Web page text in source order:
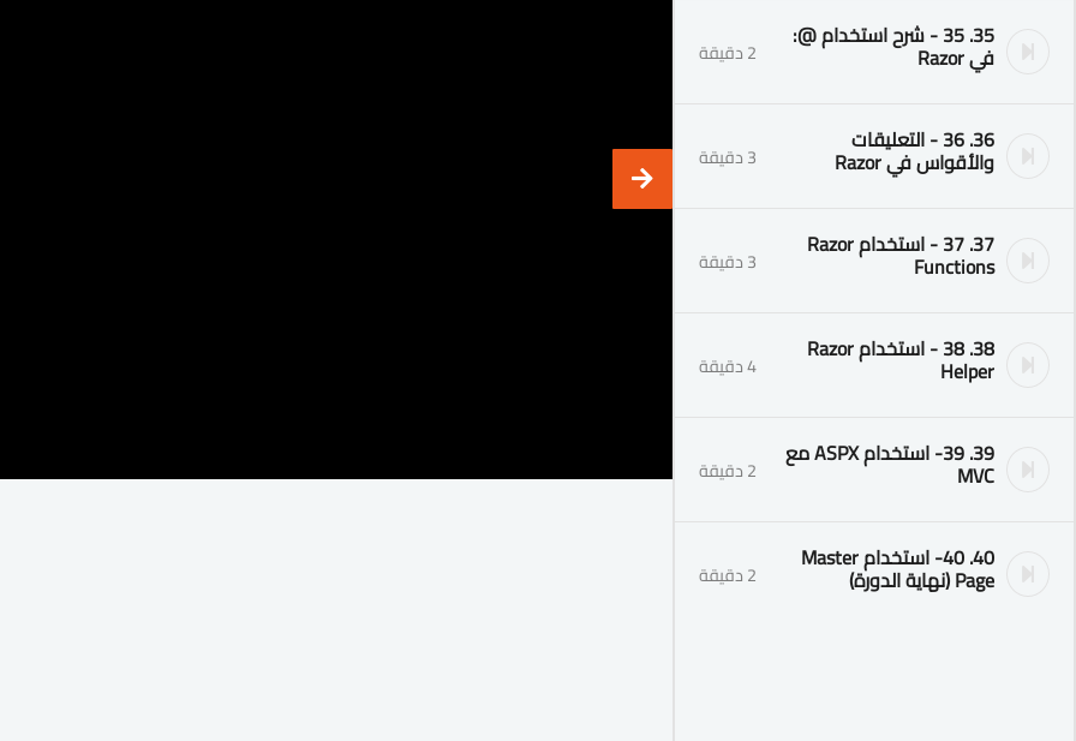
35. 35 - شرح استخدام @:
في Razor 2 دقيقة
36. 36 - التعليقات
والأقواس في Razor 3 دقيقة
37. 37 - استخدام Razor
Functions 3 دقيقة
38. 38 - استخدام Razor
Helper 4 دقيقة
39. 39- استخدام ASPX مع
MVC 2 دقيقة
40. 40- استخدام Master
Page (نهاية الدورة) 2 دقيقة